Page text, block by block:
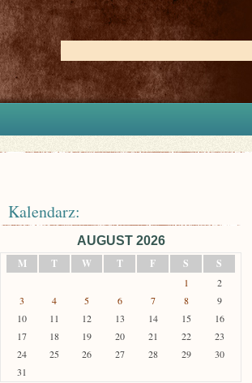
Kalendarz:
AUGUST 2026
M
T W T F S S
1
2
3
4 5 6 7 8
9
10
11 12 13 14 15
16
17
18 19 20 21 22
23
24
25 26 27 28 29
30
31